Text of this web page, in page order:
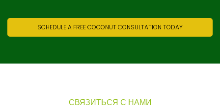
SCHEDULE A FREE COCONUT CONSULTATION TODAY
СВЯЗИТЬСЯ С НАМИ